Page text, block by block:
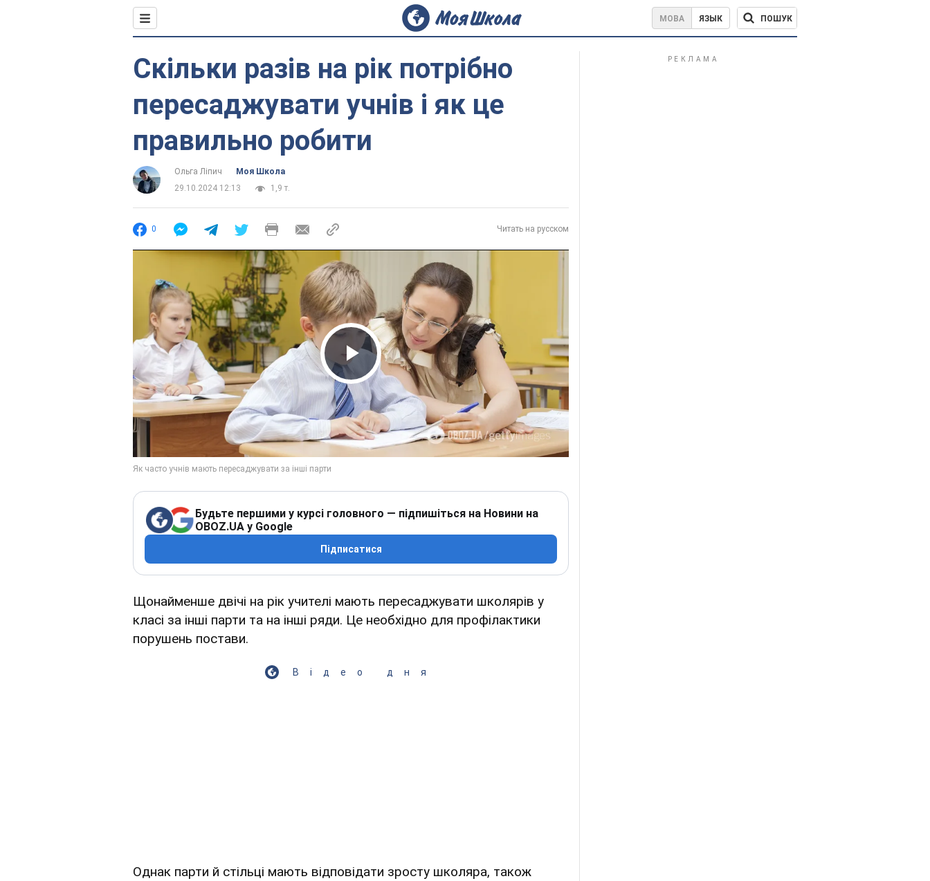
МОВА ЯЗЫК ПОШУК
Скільки разів на рік потрібно
пересаджувати учнів і як це
правильно робити
Ольга Ліпич
Моя Школа
29.10.2024 12:13
1,9 т.
0 Читать на русском
Play Video
Будьте першими у курсі головного — підпишіться на Новини на
OBOZ.UA у Google
Підписатися
Щонайменше двічі на рік учителі мають пересаджувати школярів у
класі за інші парти та на інші ряди. Це необхідно для профілактики
порушень постави.
Відео дня
Однак парти й стільці мають відповідати зросту школяра, також